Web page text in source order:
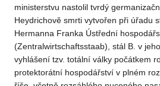
ministerstvu nastolil tvrdý
Heydrichově smrti vytvořen při úřadu
Hermanna Franka Ústřední
(Zentralwirtschaftsstaab), stál B. v
vyhlášení tzv. totální války počátkem
protektorátní hospodářství v plném